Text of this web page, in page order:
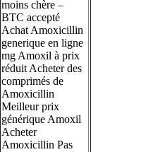
moins chère –
BTC accepté
Achat Amoxicillin
generique en ligne
mg Amoxil à prix
réduit Acheter des
comprimés de
Amoxicillin
Meilleur prix
générique Amoxil
Acheter
Amoxicillin Pas